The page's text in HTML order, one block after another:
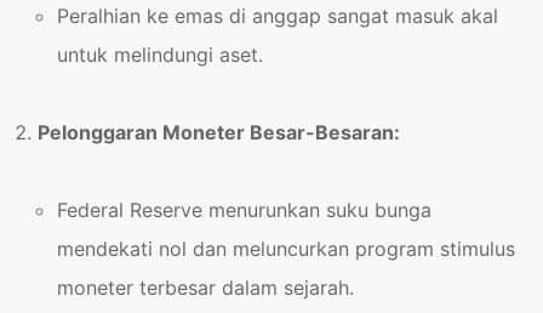
Peralhian ke emas di anggap sangat masuk akal
untuk melindungi aset.
Pelonggaran Moneter Besar-Besaran:
Federal Reserve menurunkan suku bunga
mendekati nol dan meluncurkan program stimulus
moneter terbesar dalam sejarah.